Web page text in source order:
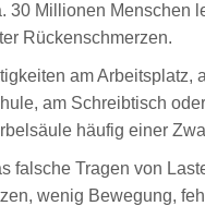
30 Millionen Menschen
Rückenschmerzen.
am Arbeitsplatz,
am Schreibtisch
häufig einer
falsche Tragen von
wenig Bewegung,